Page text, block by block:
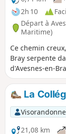
2h 10
Départ à
Maritime)
Ce chemin
Bray serpente
d'Avesnes-en-
dont le chemin
arrivait de
La
21,08 km